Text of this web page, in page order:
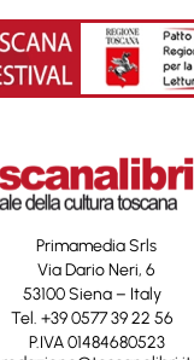
Primamedia Srls
Via Dario Neri, 6
53100 Siena – Italy
Tel. +39 0577 39 22 56
P.IVA 01484680523